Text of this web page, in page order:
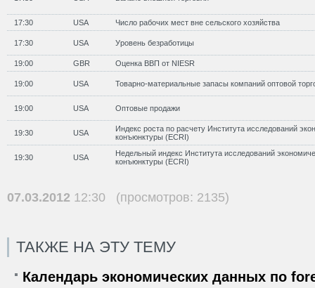
17:30 USA Число рабочих мест вне сельского хозяйства
17:30 USA Уровень безработицы
19:00 GBR Оценка ВВП от NIESR
19:00 USA Товарно-материальные запасы компаний оптовой
19:00 USA Оптовые продажи
19:30 USA
Индекс роста по расчету Института исследований
конъюнктуры (ECRI)
19:30 USA
Недельный индекс Института исследований
конъюнктуры (ECRI)
07.03.2012 12:30 (просмотров: 2135)
ТАКЖЕ НА ЭТУ ТЕМУ
Календарь экономических данных по